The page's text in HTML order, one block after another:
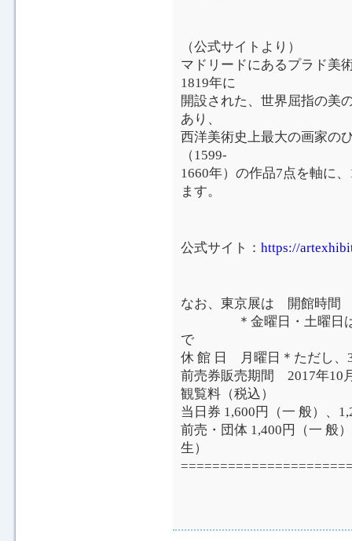
（公式サイトより）
マドリードにあるプラド美
1819年に
開設された、世界屈指の美
あり、
西洋美術史上最大の画家の
（1599-
1660年）の作品7点を軸に
ます。
公式サイト： https://
なお、東京展は 開館時間
＊金曜日・土曜日は午
で
休 館 日 月曜日＊ただし、
前売券販売期間 2017年10
観覧料（税込）
当日券 1,600円（一 般）、
前売・団体 1,400円（一 般
生）